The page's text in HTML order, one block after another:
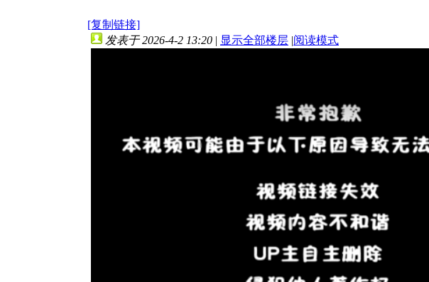
[复制链接]
发表于 2026-4-2 13:20 | 显示全部楼层 |阅读模式